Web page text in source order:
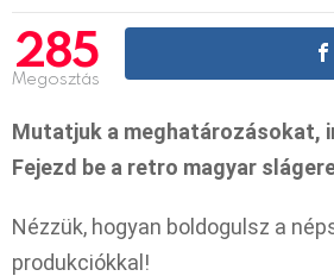
285
Megosztás
Mutatjuk a meghatározásokat,
Fejezd be a retro magyar
Nézzük, hogyan boldogulsz a
produkciókkal!